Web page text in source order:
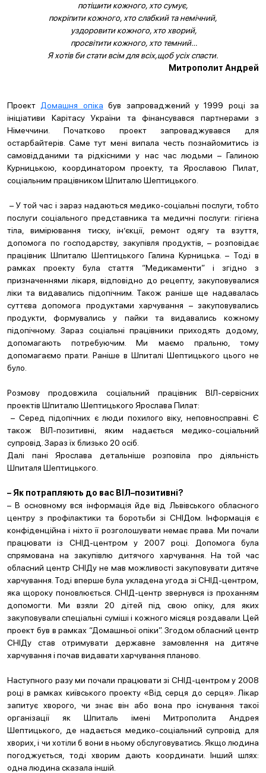
потішити кожного, хто сумує,
покріпити кожного, хто слабкий та немічний,
уздоровити кожного, хто хворий,
просвітити кожного, хто темний…
Я хотів би стати всім для всіх,щоб усіх спасти.
Митрополит Андрей
Проект Домашня опіка був запроваджений у 1999 році за
ініціативи Карітасу України та фінансувався партнерами з
Німеччини. Початково проект запроваджувався для
остарбайтерів. Саме тут мені випала честь познайомитись із
самовідданими та рідкісними у нас час людьми – Галиною
Курницькою, координатором проекту, та Ярославою Пилат,
соціальним працівником Шпиталю Шептицького.
– У той час і зараз надаються медико-соціальні послуги, тобто
послуги соціального представника та медичні послуги: гігієна
тіла, вимірювання тиску, ін’єкції, ремонт одягу та взуття,
допомога по господарству, закупівля продуктів, – розповідає
працівник Шпиталю Шептицького Галина Курницька. – Тоді в
рамках проекту була стаття “Медикаменти” і згідно з
призначеннями лікаря, відповідно до рецепту, закуповувалися
ліки та видавались підопічним. Також раніше ще надавалась
суттєва допомога продуктами харчування – закуповувались
продукти, формувались у пайки та видавались кожному
підопічному. Зараз соціальні працівники приходять додому,
допомагають потребуючим. Ми маємо пральню, тому
допомагаємо прати. Раніше в Шпиталі Шептицького цього не
було.
Розмову продовжила соціальний працівник ВІЛ-сервісних
проектів Шпиталю Шептицького Ярослава Пилат:
– Серед підопічних є люди похилого віку, неповносправні. Є
також ВІЛ-позитивні, яким надається медико-соціальний
супровід. Зараз їх близько 20 осіб.
Далі пані Ярослава детальніше розповіла про діяльність
Шпиталя Шептицького.
– Як потрапляють до вас ВІЛ–позитивні?
– В основному вся інформація йде від Львівського обласного
центру з профілактики та боротьби зі СНІДом. Інформація є
конфіденційна і ніхто її розголошувати немає права. Ми почали
працювати із СНІД-центром у 2007 році. Допомога була
спрямована на закупівлю дитячого харчування. На той час
обласний центр СНІДу не мав можливості закуповувати дитяче
харчування. Тоді вперше була укладена угода зі СНІД-центром,
яка щороку поновлюється. СНІД-центр звернувся із проханням
допомогти. Ми взяли 20 дітей під свою опіку, для яких
закуповували спеціальні суміші і кожного місяця роздавали. Цей
проект був в рамках “Домашньої опіки”. Згодом обласний центр
СНІДу став отримувати державне замовлення на дитяче
харчування і почав видавати харчування планово.
Наступного разу ми почали працювати зі СНІД-центром у 2008
році в рамках київського проекту «Від серця до серця». Лікар
запитує хворого, чи знає він або вона про існування такої
організації як Шпиталь імені Митрополита Андрея
Шептицького, де надається медико-соціальний супровід для
хворих, і чи хотіли б вони в ньому обслуговуватись. Якщо людина
погоджується, тоді хворим дають координати. Інший шлях:
одна людина сказала іншій.